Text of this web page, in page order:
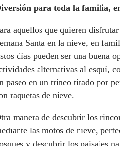
para toda la familia,
aquellos que quieren
Santa en la nieve, en
días pueden ser una buena
alternativas al esquí,
paseo en un trineo tirado por
raquetas de nieve.
manera de descubrir los
las motos de nieve,
y descubrir los paisajes